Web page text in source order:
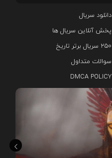
دانلود سریال‌
پخش آنلاین سریال ها
۲۵۰ سریال برتر تاریخ
سوالات متداول
DMCA POLICY